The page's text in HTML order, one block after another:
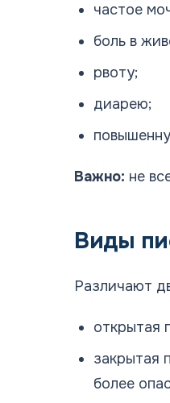
частое
боль в
рвоту;
диарею;
Важно: не
Виды
Различают
открытая
закрытая
более